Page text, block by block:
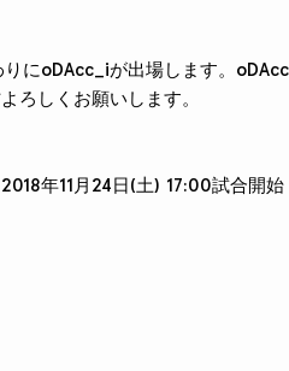
にoDAcc_iが出場します。
ろしくお願いします。
年11月24日(土) 17:00試合開始